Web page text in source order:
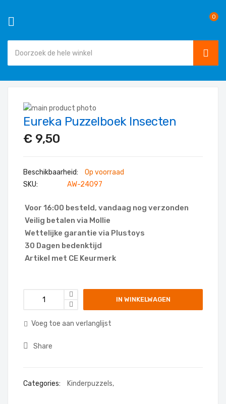
0
inhoud
Ga
naar
einde
de
afbeeldingen-
Ga
het
van
de
gallerij
Eureka Puzzelboek Insecten
€ 9,50
Op voorraad
SKU
AW-24097
Voor 16:00 besteld, vandaag nog verzonden
Veilig betalen via Mollie
Wettelijke garantie via Plustoys
30 Dagen bedenktijd
Artikel met CE Keurmerk
IN WINKELWAGEN
Voeg toe aan verlanglijst
Share
Categories: Kinderpuzzels,